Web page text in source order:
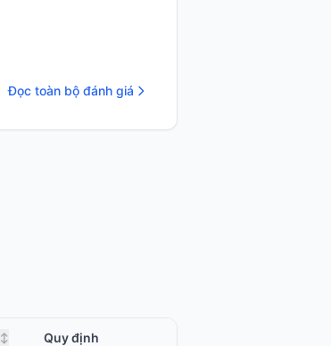
Đọc toàn bộ đánh giá
↕ Quy định